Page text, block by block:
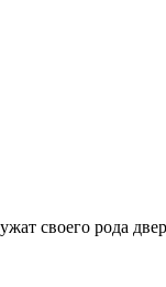
своего рода